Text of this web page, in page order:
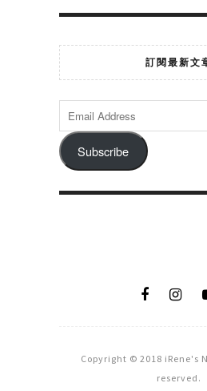
訂閱最新文
Subscribe
Copyright © 2018 iRene's
reserved.